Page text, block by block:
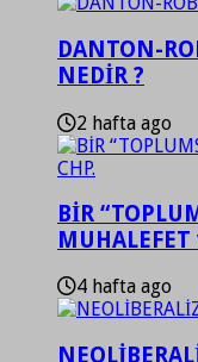
DANTON-
NEDİR ?
2 hafta ago
BİR
MUHALEFET
4 hafta ago